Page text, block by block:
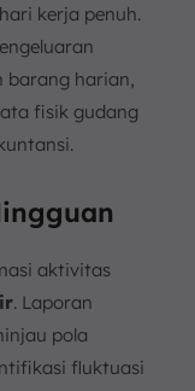
kerja penuh.
harian,
fisik gudang
aktivitas
. Laporan
pola
fluktuasi